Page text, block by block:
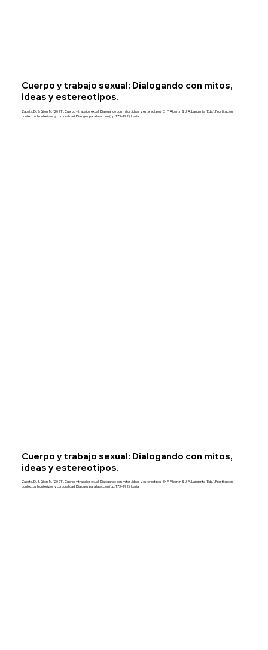
Cuerpo y trabajo sexual: Dialogando con mitos,
ideas y estereotipos.
Zapata, D., & Gijón, M. (2021). Cuerpo y trabajo sexual: Dialogando con mitos, ideas y estereotipos. En P. Albertín & J. A. Langarita (Eds.), Prostitución,
contextos fronterizos y corporalidad: Diálogos para la acción (pp. 173–192). Icaria.
Cuerpo y trabajo sexual: Dialogando con mitos,
ideas y estereotipos.
Zapata, D., & Gijón, M. (2021). Cuerpo y trabajo sexual: Dialogando con mitos, ideas y estereotipos. En P. Albertín & J. A. Langarita (Eds.), Prostitución,
contextos fronterizos y corporalidad: Diálogos para la acción (pp. 173–192). Icaria.